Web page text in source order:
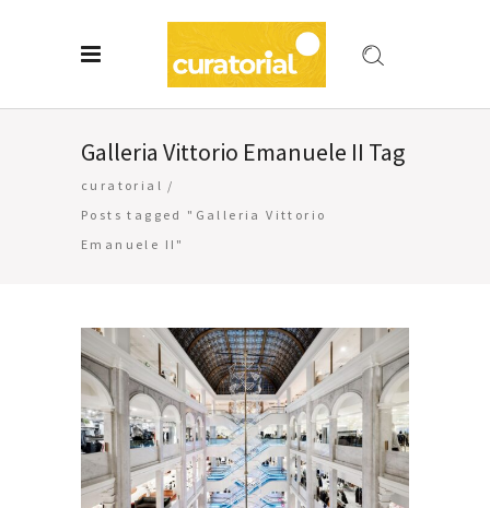
Galleria Vittorio Emanuele II Tag
curatorial /
Posts tagged "Galleria Vittorio
Emanuele II"